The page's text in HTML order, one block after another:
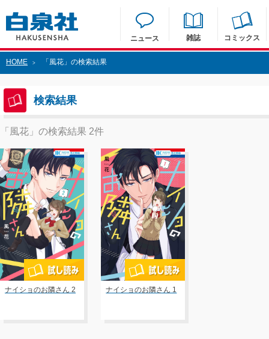
ニュース 雑誌 コミックス
HOME > 「風花」の検索結果
検索結果
「風花」の検索結果 2件
ナイショのお隣さん 2 ナイショのお隣さん 1